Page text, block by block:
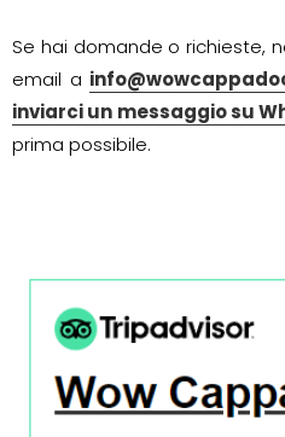
Se hai domande o richieste,
email a
inviarci un messaggio su
prima possibile.